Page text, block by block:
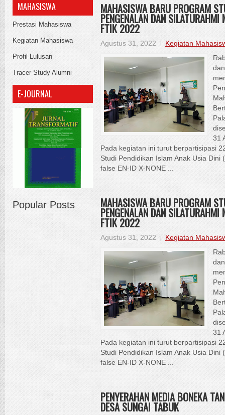
MAHASISWA
Prestasi Mahasiswa
Kegiatan Mahasiswa
Profil Lulusan
Tracer Study Alumni
E-JOURNAL
Popular Posts
MAHASISWA BARU PROGRAM
PENGENALAN DAN
FTIK 2022
Agustus 31, 2022
Kegiatan
31
Pada kegiatan ini turut berpartisipasi
Studi Pendidikan Islam Anak Usia Dini
false EN-ID X-NONE ...
MAHASISWA BARU PROGRAM
PENGENALAN DAN
FTIK 2022
Agustus 31, 2022
Kegiatan
31
Pada kegiatan ini turut berpartisipasi
Studi Pendidikan Islam Anak Usia Dini
false EN-ID X-NONE ...
PENYERAHAN MEDIA BONEKA
DESA SUNGAI TABUK